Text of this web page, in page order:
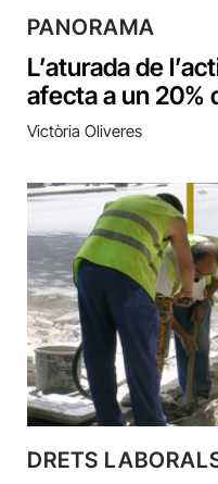
PANORAMA
L’aturada de
afecta a un 20%
Victòria Oliveres
DRETS